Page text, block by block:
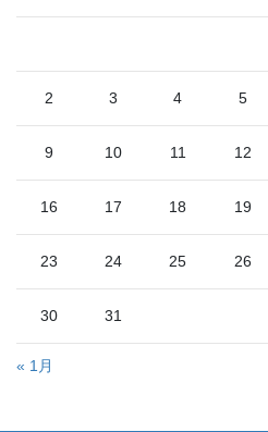
2 3 4 5
9 10 11 12
16 17 18 19
23 24 25 26
30 31
« 1月